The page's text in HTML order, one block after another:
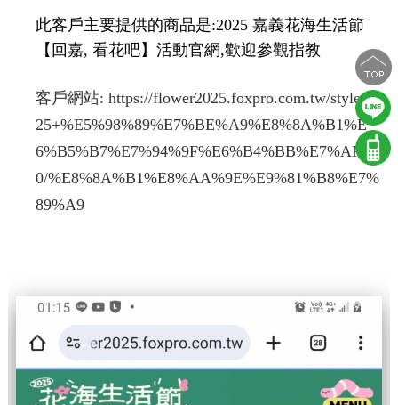
此客戶主要提供的商品是:2025 嘉義花海生活節
【回嘉, 看花吧】活動官網,歡迎參觀指教
客戶網站: https://flower2025.foxpro.com.tw/style/20
25+%E5%98%89%E7%BE%A9%E8%8A%B1%E
6%B5%B7%E7%94%9F%E6%B4%BB%E7%AF%8
0/%E8%8A%B1%E8%AA%9E%E9%81%B8%E7%
89%A9